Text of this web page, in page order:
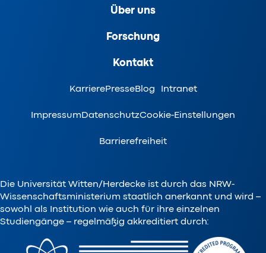
Über uns
Forschung
Kontakt
KarrierePresseBlog Intranet
ImpressumDatenschutzCookie-Einstellungen
Barrierefreiheit
Die Universität Witten/Herdecke ist durch das NRW-
Wissenschaftsministerium staatlich anerkannt und wird –
sowohl als Institution wie auch für ihre einzelnen
Studiengänge – regelmäßig akkreditiert durch: